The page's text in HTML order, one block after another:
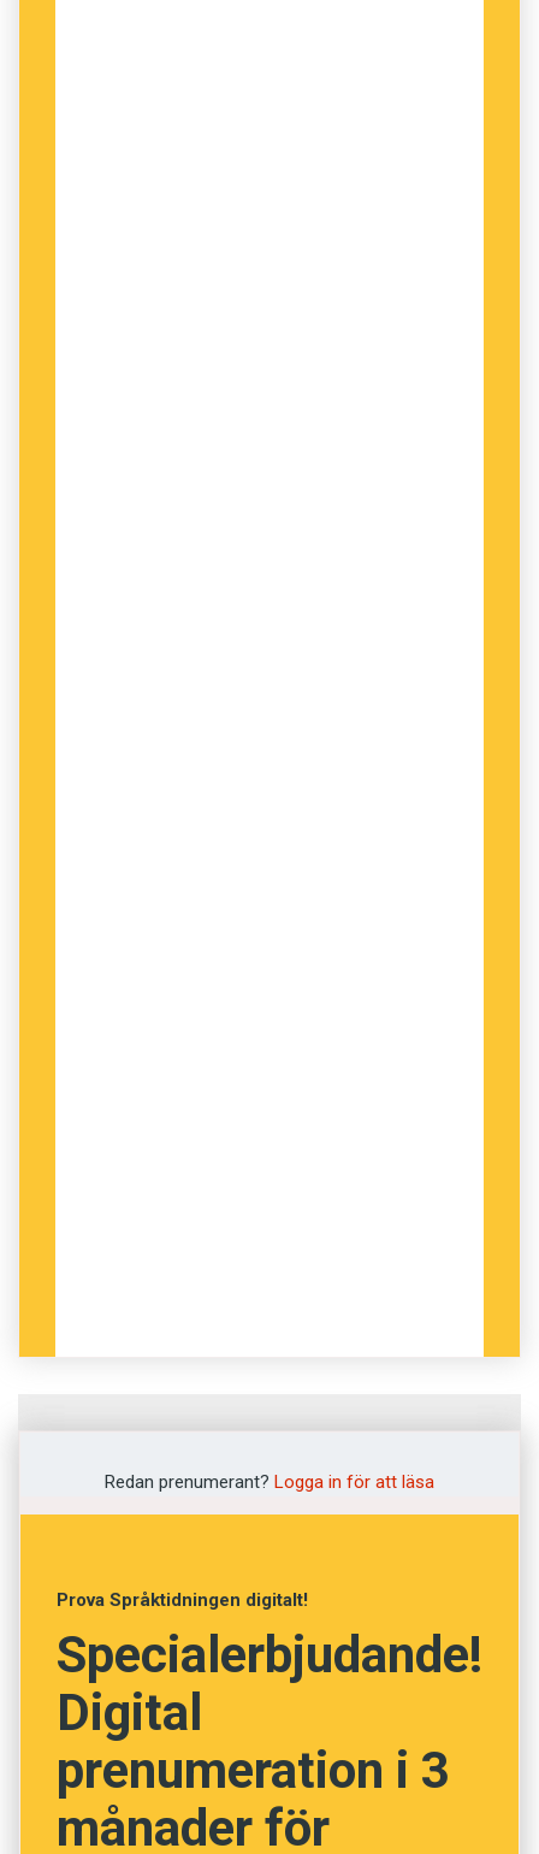
Fingerad
Upprepad
Låtsad
Ändrad
Avklarad
Fastställd
Redan prenumerant? Logga in för att läsa
Prova Språktidningen digitalt!
Specialerbjudande!
Digital
prenumeration i 3
månader för